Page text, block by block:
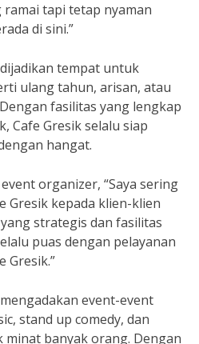
ramai tapi tetap nyaman
di sini.”
tempat untuk
ulang tahun, arisan, atau
fasilitas yang lengkap
Cafe Gresik selalu siap
hangat.
organizer, “Saya sering
Gresik kepada klien-klien
strategis dan fasilitas
puas dengan pelayanan
Gresik.”
event-event
stand up comedy, dan
banyak orang. Dengan